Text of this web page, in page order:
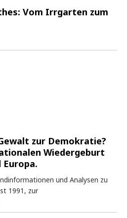
Vom Irrgarten zum
zur Demokratie?
Wiedergeburt
Europa.
und Analysen zu
1991, zur